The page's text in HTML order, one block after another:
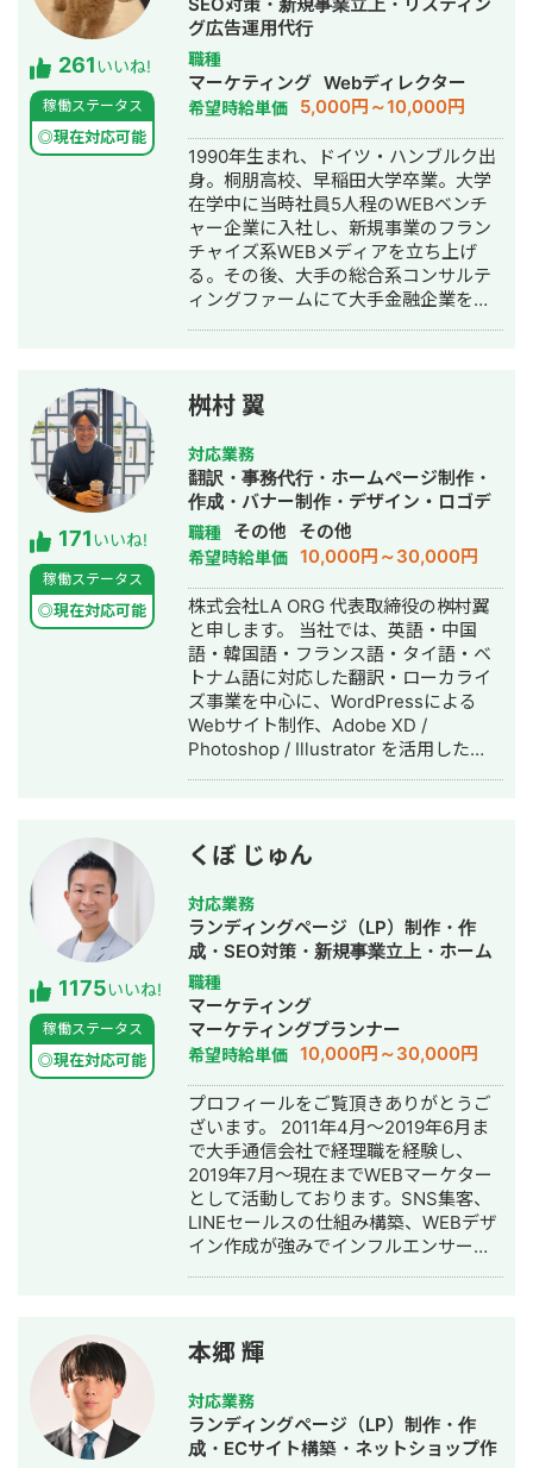
261いいね!
稼働ステータス
◎現在対応可能
グ広告運用代行
職種
マーケティング Webディレクター
希望時給単価 5,000円～10,000円
1990年生まれ、ドイツ・ハンブルク出
身。桐朋高校、早稲田大学卒業。大学
在学中に当時社員5人程のWEBベンチ
ャー企業に入社し、新規事業のフラン
チャイズ系WEBメディアを立ち上げ
る。その後、大手の総合系コンサルテ
ィングファームにて大手金融企業を顧
171いいね!
稼働ステータス
◎現在対応可能
桝村 翼
対応業務
翻訳・事務代行・ホームページ制作・
作成・バナー制作・デザイン・ロゴデ
ザイン・作成・イラスト制作
職種 その他 その他
希望時給単価 10,000円～30,000円
株式会社LA ORG 代表取締役の桝村翼
と申します。 当社では、英語・中国
語・韓国語・フランス語・タイ語・ベ
トナム語に対応した翻訳・ローカライ
ズ事業を中心に、WordPressによる
Webサイト制作、Adobe XD /
Photoshop / Illustrator を活用した
しています。 現在は、世界シェア第4
位のグローバル製薬メーカー日本法人
様をはじめ、プライム市場上場企業グ
ループ会社様、NASDAQ上場を控える
ベンチャー企業様など、業界を問わず
多くのクライアントと取引実績があり
ます。 クラウドソーシング（Lancers
／CrowdWorks／ココナラ）でも継続
的にご依頼をいただいており、SSサロ
ンを通じては翻訳・リサーチ・海外対
応等、専門性の高い案件も多くご相談
いただいています。 📌 経歴 2015年 神
戸市外国語大学 英米学科 卒業 2015年
三井倉庫HD 入社：アメリカ・マレー
シアにて物流・フォワーディング業務
に従事 2020年 三菱重工業 入社：国産
ジェット機「MRJ／スペースジェッ
ト」、およびボーイング向けの調達業
務を担当 2022年 Schneider Electric
式会社LA ORG 創業：翻訳・Web制
作・英語教育の3事業を軸に、グローバ
ル支援サービスを提供 🔗 各種リンク
【公式サイト】https://la-org.com
【ポートフォリオ】
https://www.portfolio.la-org.com
1175いいね!
稼働ステータス
◎現在対応可能
くぼ じゅん
対応業務
ランディングページ（LP）制作・作
成・SEO対策・新規事業立上・ホーム
ページ制作・作成・リスティング広告
運用代行
職種
マーケティング
マーケティングプランナー
希望時給単価 10,000円～30,000円
プロフィールをご覧頂きありがとうご
ざいます。 2011年4月～2019年6月ま
で大手通信会社で経理職を経験し、
2019年7月～現在までWEBマーケター
として活動しております。SNS集客、
LINEセールスの仕組み構築、WEBデザ
イン作成が強みでインフルエンサーの
本郷 輝
対応業務
ランディングページ（LP）制作・作
成・ECサイト構築・ネットショップ作